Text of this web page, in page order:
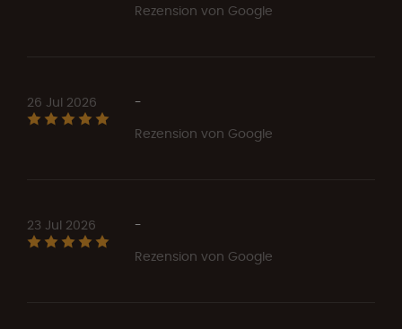
Rezension von Google
26 Jul 2026
-
Rezension von Google
23 Jul 2026
-
Rezension von Google